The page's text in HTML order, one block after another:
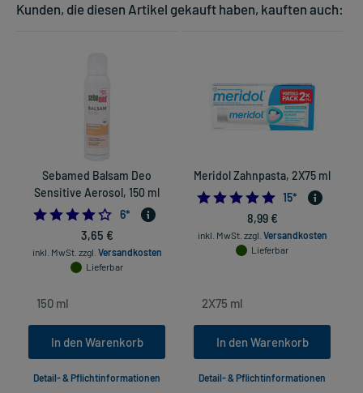
Kunden, die diesen Artikel gekauft haben, kauften auch:
Sebamed Balsam Deo
Sensitive Aerosol, 150 ml
4.0
6*
3,65 €
inkl. MwSt. zzgl. Versandkosten
Lieferbar
In den Warenkorb
Detail- & Pflichtinformationen
Meridol Zahnpasta, 2X75 ml
5.0
15*
8,99 €
inkl. MwSt. zzgl. Versandkosten
Lieferbar
In den Warenkorb
Detail- & Pflichtinformationen